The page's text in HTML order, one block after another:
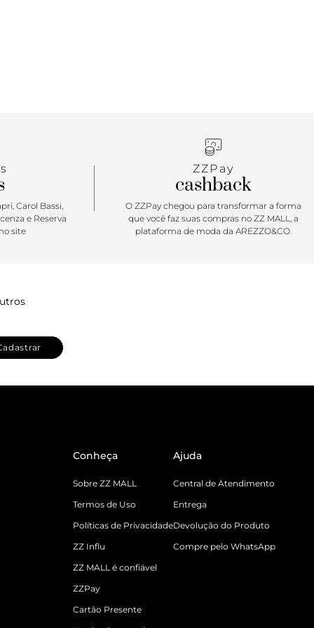
Carol Bassi,
e Reserva
site
ZZPay
cashback
O ZZPay chegou para transformar a forma
que você faz suas compras no ZZ MALL, a
plataforma de moda da AREZZO&CO.
Conheça
Sobre ZZ MALL
Termos de Uso
Políticas de Privacidade
ZZ Influ
ZZ MALL é confiável
ZZPay
Cartão Presente
Ajuda
Central de Atendimento
Entrega
Devolução do Produto
Compre pelo WhatsApp